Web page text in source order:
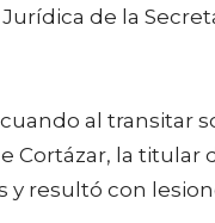
de la
al transitar
Cortázar, la titular
y resultó con